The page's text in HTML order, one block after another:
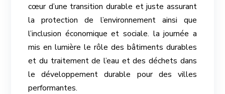
cœur d’une transition durable et juste assurant
la protection de l’environnement ainsi que
l’inclusion économique et sociale. la journée a
mis en lumière le rôle des bâtiments durables
et du traitement de l’eau et des déchets dans
le développement durable pour des villes
performantes.